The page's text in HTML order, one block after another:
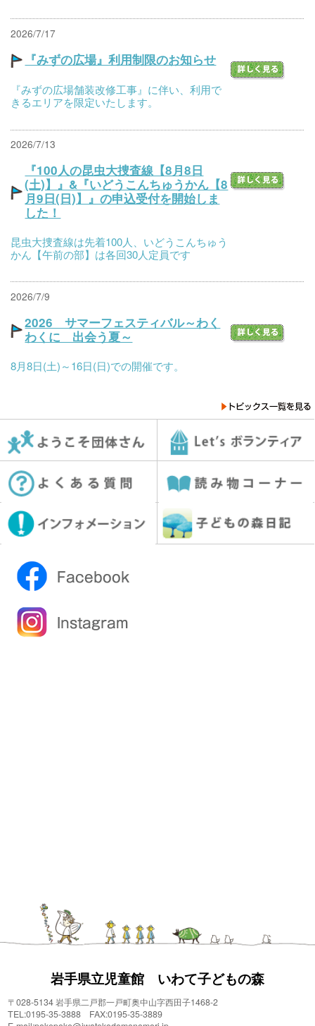
2026/7/17
『みずの広場』利用制限のお知らせ
『みずの広場舗装改修工事』に伴い、利用で
きるエリアを限定いたします。
2026/7/13
『100人の昆虫大捜査線【8月8日
(土)】』&『いどうこんちゅうかん【8
月9日(日)】』の申込受付を開始しま
した！
昆虫大捜査線は先着100人、いどうこんちゅう
かん【午前の部】は各回30人定員です
2026/7/9
2026 サマーフェスティバル～わく
わくに 出会う夏～
8月8日(土)～16日(日)での開催です。
岩手県立児童館 いわて子どもの森
〒028-5134 岩手県二戸郡一戸町奥中山字西田子1468-2
TEL:0195-35-3888 FAX:0195-35-3889